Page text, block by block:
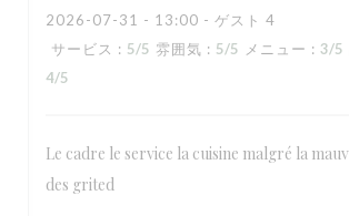
2026-07-31 - 13:00 - ゲスト 4
サービス : 5/5 雰囲気 : 5/5 メニュー : 3/5
4/5
Le cadre le service la cuisine malgré la
des grited
RESTAURANT MAISON